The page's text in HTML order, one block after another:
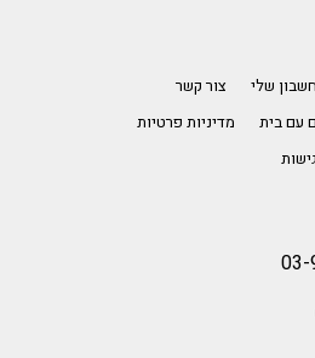
שלי
צור קשר
עם בית
מדיניות פרטיות
03-